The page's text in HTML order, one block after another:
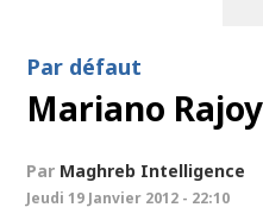
Par défaut
Mariano
Par Maghreb Intelligence
Jeudi 19 Janvier 2012 - 22:10